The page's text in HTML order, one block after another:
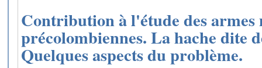
Contribution à l'étude des armes
précolombiennes. La hache dite
Quelques aspects du problème.